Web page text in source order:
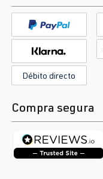
Débito directo
Compra segura